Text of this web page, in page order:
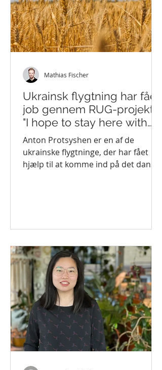
Ukrainsk flygtning har fået
job gennem RUG-projekt:
"I hope to stay here with
my family forever"
Anton Protsyshen er en af de
ukrainske flygtninge, der har fået
hjælp til at komme ind på det danske
Mathias Fischer